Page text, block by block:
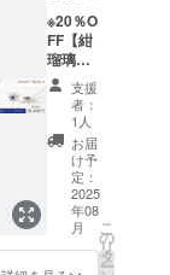
解ご了
承くだ
さいま
せ。
解頂け
ると幸
いで
す。 ま
た、中
には自
然のク
ラック
やカ
ケ、イ
ンク
ルー
購入を
お願い
いたし
ます。
特に瓶
覗（か
めのぞ
き）に
使用し
ている
各カル
セド
付） ※
注意事
項※ 天
然石
は、カ
ラーや
濃淡に
個性が
ありま
す。サ
ンプル
とまっ
925（ロ
ジウム
コー
ティン
グ） ■
チェー
ン長
さ：最
45cm（
長さ調
整可能
なスラ
イド
pc
ムーン
ストー
3mm×2
ローズ
クォー
ツ2.5ｍ
※20％O
FF【紺
瑠璃
（こん
るり）
限定
セッ
ト】あ
じさい
リング
＆ネッ
クレス
計2点
支援
者：
1人
お届
け予
定：
2025
年08
月
こ
の
リ
タ
ー